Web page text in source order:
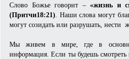
Слово Божье говорит –«жизнь и
(Притчи18:21) . Наши слова могут
могут созидать или разрушать, нести
Мы живем в мире, где в
информация. Если ты будешь